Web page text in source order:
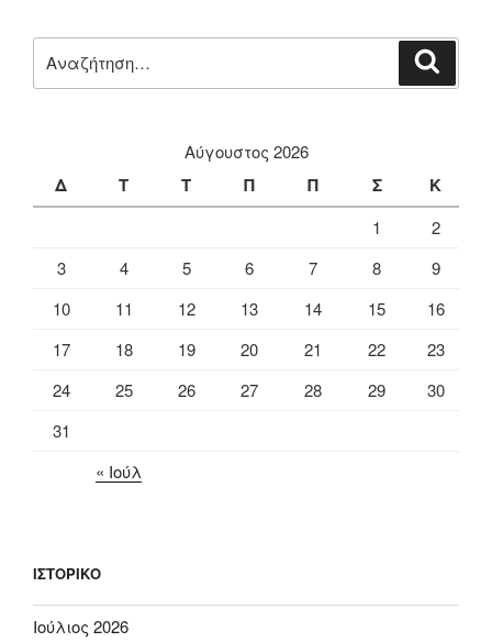
για:
Αύγουστος 2026
Δ Τ Τ Π Π Σ Κ
1
2
3
4 5 6 7 8
9
10
11 12 13 14 15
16
17
18 19 20 21 22
23
24
25 26 27 28 29
30
31
« Ιούλ
ΙΣΤΟΡΙΚΌ
Ιούλιος 2026